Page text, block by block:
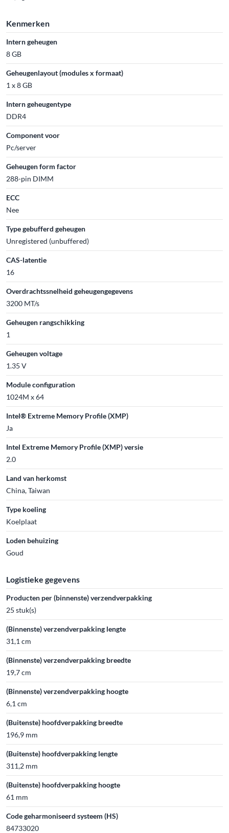
Kenmerken
Intern geheugen
8 GB
Geheugenlayout (modules x formaat)
1 x 8 GB
Intern geheugentype
DDR4
Component voor
Pc/server
Geheugen form factor
288-pin DIMM
ECC
Nee
Type gebufferd geheugen
Unregistered (unbuffered)
CAS-latentie
16
Overdrachtssnelheid geheugengegevens
3200 MT/s
Geheugen rangschikking
1
Geheugen voltage
1.35 V
Module configuration
1024M x 64
Intel® Extreme Memory Profile (XMP)
Ja
Intel Extreme Memory Profile (XMP) versie
2.0
Land van herkomst
China, Taiwan
Type koeling
Koelplaat
Loden behuizing
Goud
Logistieke gegevens
Producten per (binnenste) verzendverpakking
25 stuk(s)
(Binnenste) verzendverpakking lengte
31,1 cm
(Binnenste) verzendverpakking breedte
19,7 cm
(Binnenste) verzendverpakking hoogte
6,1 cm
(Buitenste) hoofdverpakking breedte
196,9 mm
(Buitenste) hoofdverpakking lengte
311,2 mm
(Buitenste) hoofdverpakking hoogte
61 mm
Code geharmoniseerd systeem (HS)
84733020